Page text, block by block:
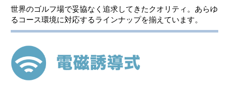
世界のゴルフ場で妥協なく追求してきたクオリティ。あらゆ
るコース環境に対応するラインナップを揃えています。